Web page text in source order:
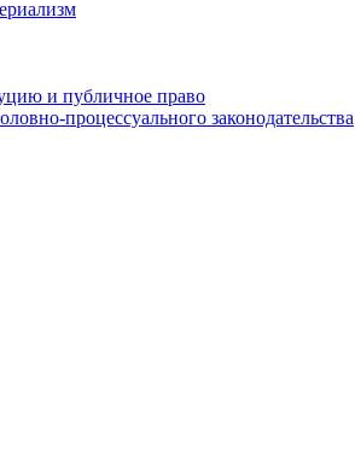
и публичное право
процессуального законодательства